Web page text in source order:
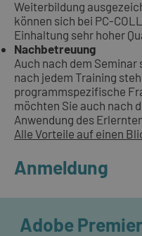
Weiterbildung
können sich bei PC-
Einhaltung sehr hoher
Nachbetreuung
Auch nach dem Seminar
nach jedem Training
programmspezifische
möchten Sie auch nach
Anwendung des
Alle Vorteile auf einen
Anmeldung
Adobe